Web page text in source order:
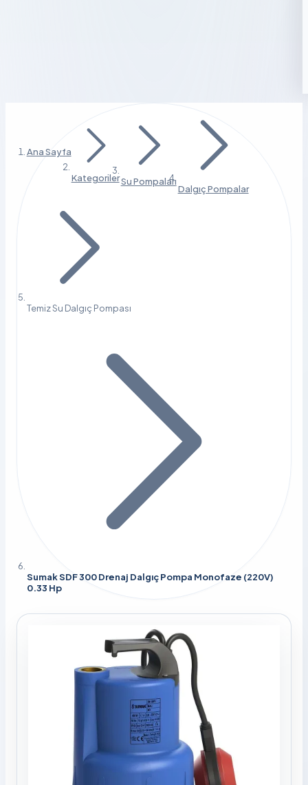
Ana Sayfa
KategorilerSu Pompaları
Dalgıç Pompalar
Temiz Su Dalgıç Pompası
Sumak SDF 300 Drenaj Dalgıç Pompa Monofaze (220V)
0.33 Hp